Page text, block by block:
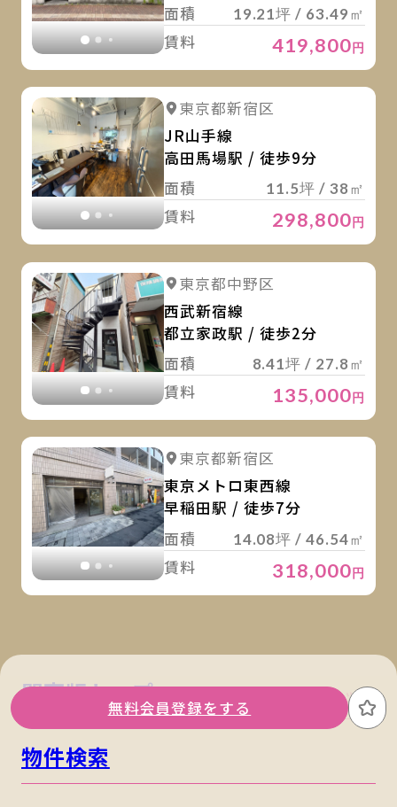
面積 19.21坪 / 63.49㎡
賃料 419,800円
詳細を見る
東京都新宿区
JR山手線
高田馬場駅 / 徒歩9分
面積
11.5坪 / 38㎡
賃料 298,800円
詳細を見る
東京都中野区
西武新宿線
都立家政駅 / 徒歩2分
面積
8.41坪 / 27.8㎡
賃料 135,000円
詳細を見る
東京都新宿区
東京メトロ東西線
早稲田駅 / 徒歩7分
面積
14.08坪 / 46.54㎡
賃料 318,000円
無料会員登録をする お
関東版トップ 関西版トップ
物件検索